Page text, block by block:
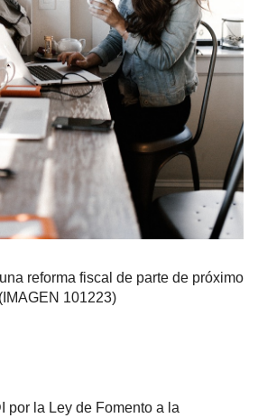
reforma fiscal de parte de próximo
101223)
por la Ley de Fomento a la